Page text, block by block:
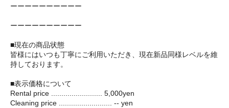
ーーーーーーーーーー
ーーーーーーーーーー
■現在の商品状態
皆様にはいつも丁寧にご利用いただき、現在新品同様レベルを維
持しております。
■表示価格について
Rental price ......................... 5,000yen
Cleaning price .......................... -- yen